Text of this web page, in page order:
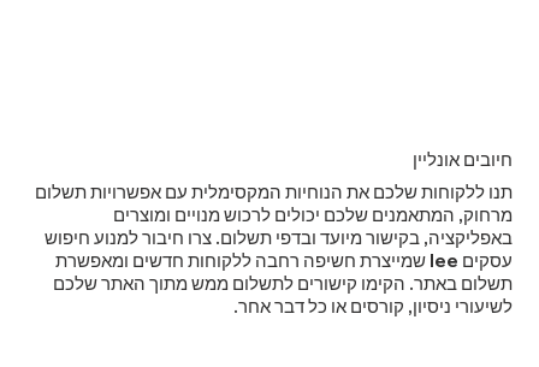
חיובים אונליין
תנו ללקוחות שלכם את הנוחיות המקסימלית עם אפשרויות תשלום
מרחוק, המתאמנים שלכם יכולים לרכוש מנויים ומוצרים
באפליקציה, בקישור מיועד ובדפי תשלום. צרו חיבור למנוע חיפוש
עסקים lee שמייצרת חשיפה רחבה ללקוחות חדשים ומאפשרת
תשלום באתר. הקימו קישורים לתשלום ממש מתוך האתר שלכם
לשיעורי ניסיון, קורסים או כל דבר אחר.